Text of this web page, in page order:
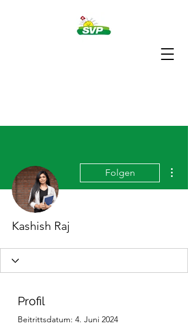
Folgen
Kashish Raj
Profil
Beitrittsdatum: 4. Juni 2024